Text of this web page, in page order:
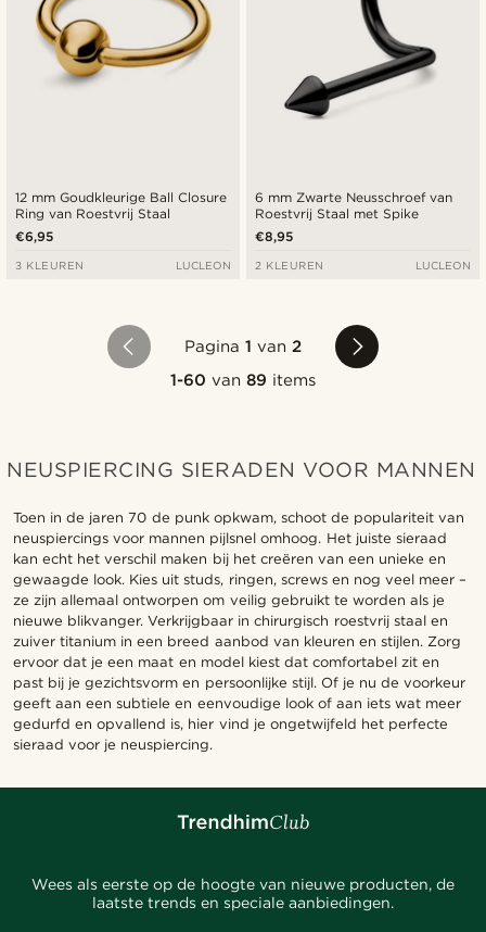
12 mm Goudkleurige Ball Closure
Ring van Roestvrij Staal
€6,95
3 KLEUREN LUCLEON
6 mm Zwarte Neusschroef van
Roestvrij Staal met Spike
€8,95
2 KLEUREN LUCLEON
Pagina 1 van2
1-60 van89 items
NEUSPIERCING SIERADEN VOOR MANNEN
Toen in de jaren 70 de punk opkwam, schoot de populariteit van
neuspiercings voor mannen pijlsnel omhoog. Het juiste sieraad
kan echt het verschil maken bij het creëren van een unieke en
gewaagde look. Kies uit studs, ringen, screws en nog veel meer –
ze zijn allemaal ontworpen om veilig gebruikt te worden als je
nieuwe blikvanger. Verkrijgbaar in chirurgisch roestvrij staal en
zuiver titanium in een breed aanbod van kleuren en stijlen. Zorg
ervoor dat je een maat en model kiest dat comfortabel zit en
past bij je gezichtsvorm en persoonlijke stijl. Of je nu de voorkeur
geeft aan een subtiele en eenvoudige look of aan iets wat meer
gedurfd en opvallend is, hier vind je ongetwijfeld het perfecte
sieraad voor je neuspiercing.
Wees als eerste op de hoogte van nieuwe producten, de
laatste trends en speciale aanbiedingen.